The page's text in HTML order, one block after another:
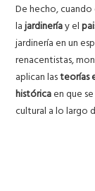
De hecho,
lajardineríay el
jardinería en un
renacentistas,
aplican lasteorías
históricaen que
cultural a lo largo